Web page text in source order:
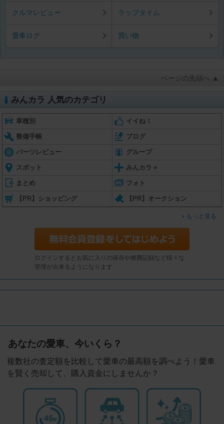
クルマレビュー ラップタイム
愛車ログ 買い物
ページの先頭へ ▲
みんカラ 人気のカテゴリ
車種別 イイね！
整備手帳 ブログ
パーツレビュー グループ
スポット みんカラ＋
まとめ フォト
【PR】ショッピング 【PR】オークション
もっと見る
ログインするとお気に入りの保存や燃費記録など様々な
管理が出来るようになります
あなたの愛車、今いくら？
複数社の査定額を比較して愛車の最高額を調べよう！愛車
を賢く売却して、購入資金にしませんか？